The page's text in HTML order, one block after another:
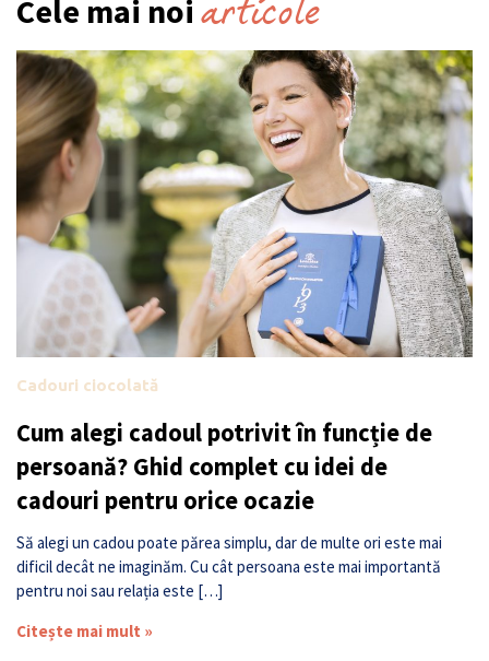
Cele mai noi
Cadouri ciocolată
Cum alegi cadoul potrivit în funcție de
persoană? Ghid complet cu idei de
cadouri pentru orice ocazie
Să alegi un cadou poate părea simplu, dar de multe ori este mai
dificil decât ne imaginăm. Cu cât persoana este mai importantă
pentru noi sau relația este […]
Citește mai mult »